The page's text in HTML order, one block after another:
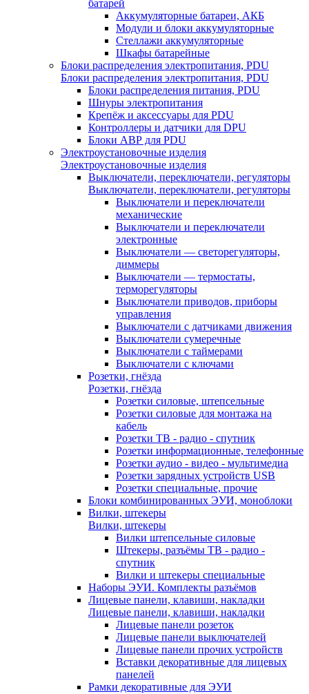
батарей
Аккумуляторные батареи, АКБ
Модули и блоки аккумуляторные
Стеллажи аккумуляторные
Шкафы батарейные
Блоки распределения электропитания, PDU
Блоки распределения электропитания, PDU
Блоки распределения питания, PDU
Шнуры электропитания
Крепёж и аксессуары для PDU
Контроллеры и датчики для DPU
Блоки АВР для PDU
Электроустановочные изделия
Электроустановочные изделия
Выключатели, переключатели, регуляторы
Выключатели, переключатели, регуляторы
Выключатели и переключатели
механические
Выключатели и переключатели
электронные
Выключатели — светорегуляторы,
диммеры
Выключатели — термостаты,
терморегуляторы
Выключатели приводов, приборы
управления
Выключатели с датчиками движения
Выключатели сумеречные
Выключатели с таймерами
Выключатели с ключами
Розетки, гнёзда
Розетки, гнёзда
Розетки силовые, штепсельные
Розетки силовые для монтажа на
кабель
Розетки ТВ - радио - спутник
Розетки информационные, телефонные
Розетки аудио - видео - мультимедиа
Розетки зарядных устройств USB
Розетки специальные, прочие
Блоки комбинированных ЭУИ, моноблоки
Вилки, штекеры
Вилки, штекеры
Вилки штепсельные силовые
Штекеры, разъёмы ТВ - радио -
спутник
Вилки и штекеры специальные
Наборы ЭУИ. Комплекты разъёмов
Лицевые панели, клавиши, накладки
Лицевые панели, клавиши, накладки
Лицевые панели розеток
Лицевые панели выключателей
Лицевые панели прочих устройств
Вставки декоративные для лицевых
панелей
Рамки декоративные для ЭУИ